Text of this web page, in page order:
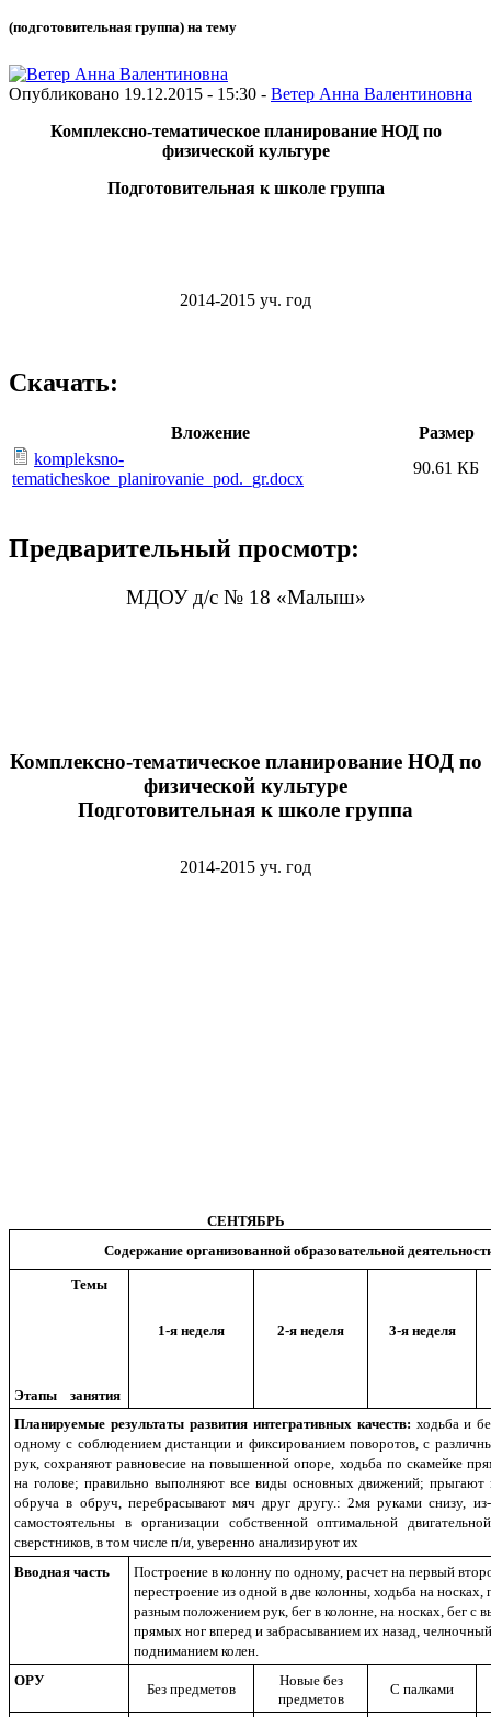
(подготовительная группа) на тему
Опубликовано 19.12.2015 - 15:30 - Ветер Анна Валентиновна
Комплексно-тематическое планирование НОД по
физической культуре
Подготовительная к школе группа
2014-2015 уч. год
Скачать:
Вложение
Размер
kompleksno-
tematicheskoe_planirovanie_pod._gr.docx
90.61 КБ
Предварительный просмотр:
МДОУ д/с № 18 «Малыш»
Комплексно-тематическое планирование НОД по
физической культуре
Подготовительная к школе группа
2014-2015 уч. год
СЕНТЯБРЬ
Содержание организованной образовательной
Темы
Этапы занятия
1-я неделя 2-я неделя 3-я неделя
Планируемые результаты развития интегративных качеств: ходьба и
одному с соблюдением дистанции и фиксированием поворотов, с
рук, сохраняют равновесие на повышенной опоре, ходьба по скамейке
на голове; правильно выполняют все виды основных движений; прыгают
обруча в обруч, перебрасывают мяч друг другу.: 2мя руками снизу,
самостоятельны в организации собственной оптимальной
сверстников, в том числе п/и, уверенно анализируют их
Вводная часть
Построение в колонну по одному, расчет на первый
перестроение из одной в две колонны, ходьба на носках,
разным положением рук, бег в колонне, на носках, бег с
прямых ног вперед и забрасыванием их назад,
подниманием колен.
ОРУ
Без предметов
Новые без
предметов
С палками